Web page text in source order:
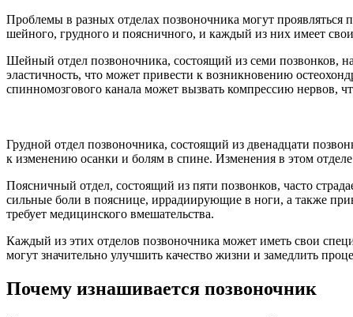
Проблемы в разных отделах позвоночника могут проявляться
шейного, грудного и поясничного, и каждый из них имеет
Шейный отдел позвоночника, состоящий из семи позвонков,
эластичность, что может привести к возникновению
спинномозгового канала может вызвать компрессию нервов,
Грудной отдел позвоночника, состоящий из двенадцати
к изменению осанки и болям в спине. Изменения в этом
Поясничный отдел, состоящий из пяти позвонков, часто
сильные боли в пояснице, иррадиирующие в ноги, а также
требует медицинского вмешательства.
Каждый из этих отделов позвоночника может иметь свои
могут значительно улучшить качество жизни и замедлить
Почему изнашивается позвоночник